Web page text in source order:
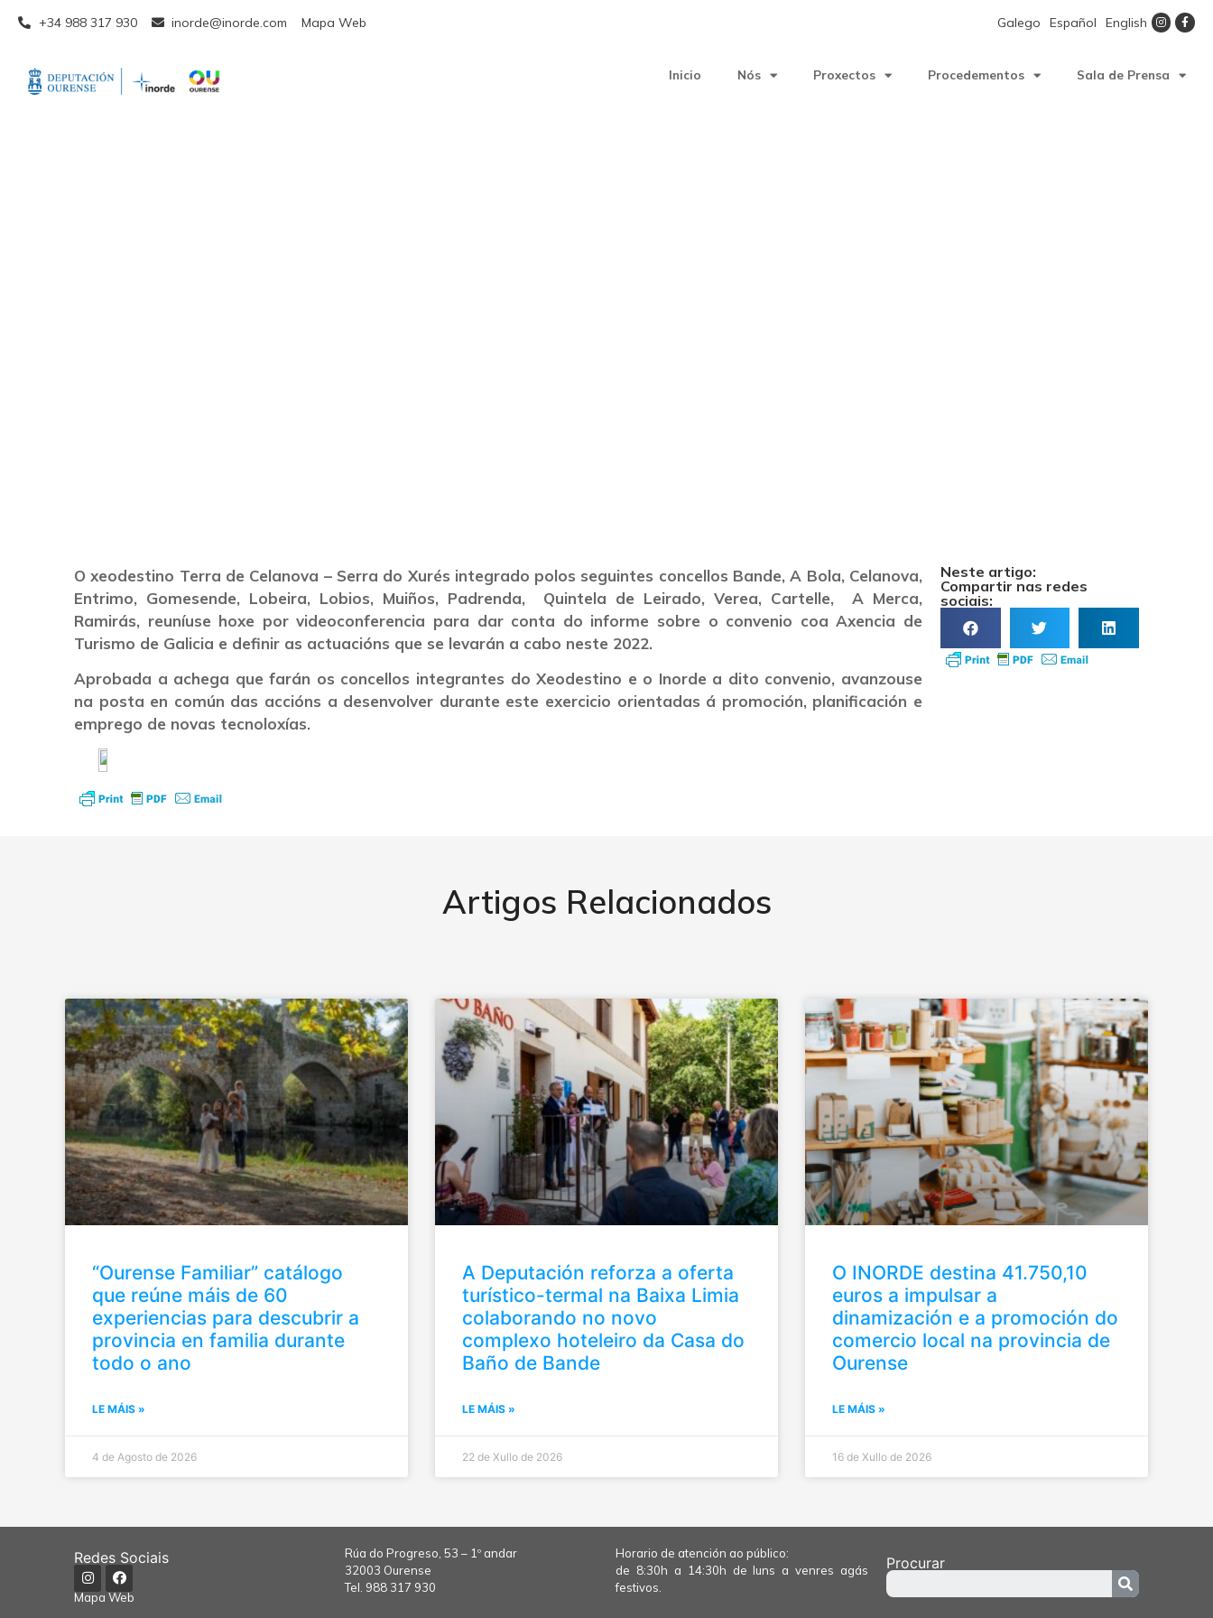
+34 988 317 930 inorde@inorde.com Mapa Web Galego Español English
Inicio Nós Proxectos Procedementos Sala de Prensa
O xeodestino Terra de Celanova – Serra do Xurés integrado polos seguintes concellos Bande, A Bola, Celanova,
Entrimo, Gomesende, Lobeira, Lobios, Muiños, Padrenda, Quintela de Leirado, Verea, Cartelle, A Merca,
Ramirás, reuníuse hoxe por videoconferencia para dar conta do informe sobre o convenio coa Axencia de
Turismo de Galicia e definir as actuacións que se levarán a cabo neste 2022.
Aprobada a achega que farán os concellos integrantes do Xeodestino e o Inorde a dito convenio, avanzouse
na posta en común das accións a desenvolver durante este exercicio orientadas á promoción, planificación e
emprego de novas tecnoloxías.
Neste artigo:
Compartir nas redes
sociais:
Artigos Relacionados
“Ourense Familiar” catálogo
que reúne máis de 60
experiencias para descubrir a
provincia en familia durante
todo o ano
LE MÁIS »
4 de Agosto de 2026
A Deputación reforza a oferta
turístico-termal na Baixa Limia
colaborando no novo
complexo hoteleiro da Casa do
Baño de Bande
LE MÁIS »
22 de Xullo de 2026
O INORDE destina 41.750,10
euros a impulsar a
dinamización e a promoción do
comercio local na provincia de
Ourense
LE MÁIS »
16 de Xullo de 2026
Redes Sociais
Mapa Web
Rúa do Progreso, 53 – 1º andar
32003 Ourense
Tel. 988 317 930
Horario de atención ao público:
de 8:30h a 14:30h de luns a venres agás
festivos.
Procurar